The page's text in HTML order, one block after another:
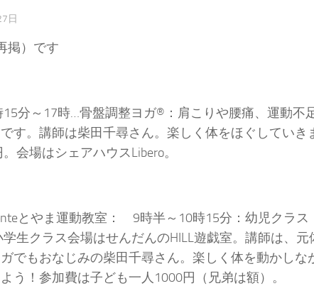
日
掲）です
15分～17時…骨盤調整ヨガ®：肩こりや腰痛、運動不
す。講師は柴田千尋さん。楽しく体をほぐしていき
会場はシェアハウスLibero。
とやま運動教室： 9時半～10時15分：幼児クラス
生クラス会場はせんだんのHILL遊戯室。講師は、元
でもおなじみの柴田千尋さん。楽しく体を動かしな
う！参加費は子ども一人1000円（兄弟は額）。